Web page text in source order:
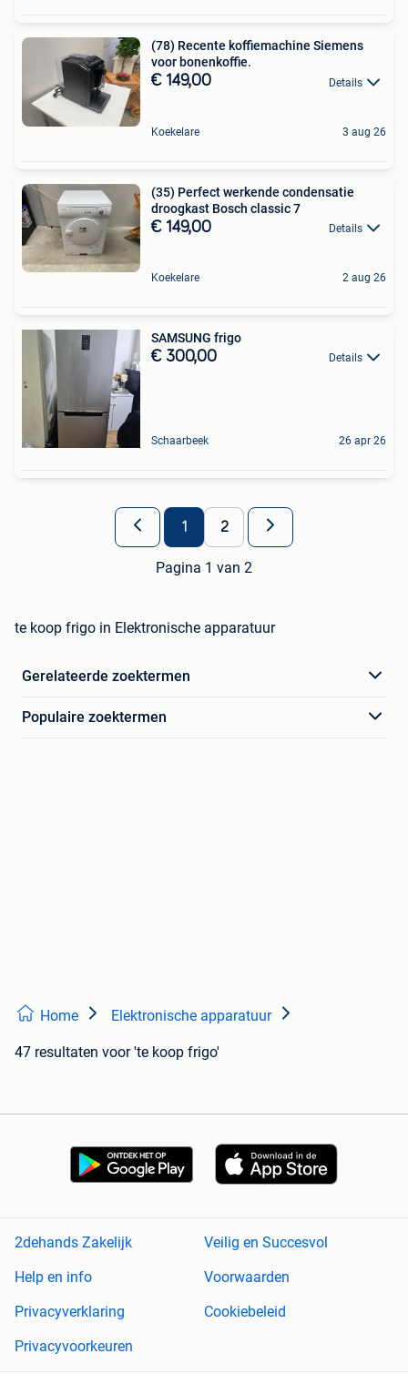
(78) Recente koffiemachine Siemens
voor bonenkoffie.
€ 149,00 Details
Koekelare 3 aug 26
(35) Perfect werkende condensatie
droogkast Bosch classic 7
€ 149,00 Details
Koekelare 2 aug 26
SAMSUNG frigo
€ 300,00 Details
Schaarbeek 26 apr 26
1 2
Pagina 1 van 2
te koop frigo in Elektronische apparatuur
Gerelateerde zoektermen
Populaire zoektermen
Home Elektronische apparatuur
47 resultaten voor 'te koop frigo'
2dehands Zakelijk
Veilig en Succesvol
Help en info
Voorwaarden
Privacyverklaring
Cookiebeleid
Privacyvoorkeuren